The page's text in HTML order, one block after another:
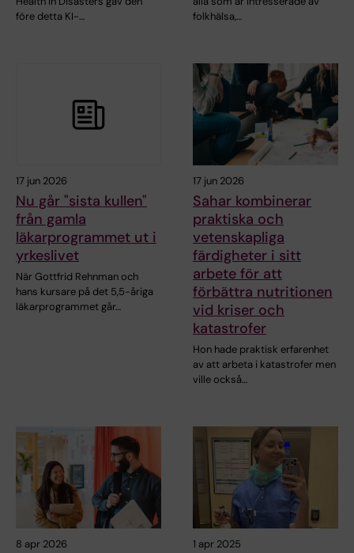
före detta KI-…
folkhälsa,…
17 jun 2026
Nu går "sista kullen"
från gamla
läkarprogrammet ut i
yrkeslivet
När Gottfrid Rehnman och
hans kursare på det 5,5-åriga
läkarprogrammet går…
17 jun 2026
Sahar kombinerar
praktiska och
vetenskapliga
färdigheter i sitt
arbete för att
förbättra nutritionen
vid kriser och
katastrofer
Hon hade praktisk erfarenhet
av att arbeta i katastrofer men
ville också…
8 apr 2026 1 apr 2025